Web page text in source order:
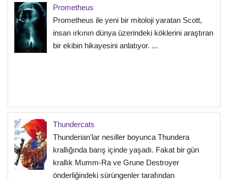
Prometheus
Prometheus ile yeni bir mitoloji yaratan Scott,
insan ırkının dünya üzerindeki köklerini araştıran
bir ekibin hikayesini anlatıyor. ...
Thundercats
Thunderian'lar nesiller boyunca Thundera
krallığında barış içinde yaşadı. Fakat bir gün
krallık Mumm-Ra ve Grune Destroyer
önderliğindeki sürüngenler tarafından